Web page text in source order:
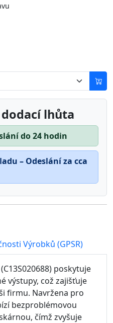
lhůta
do 24 hodin
– Odeslání za cca
Výrobků (GPSR)
poskytuje
výstupy, což zajišťuje
firmu. Navržena pro
bezproblémovou
čímž zvyšuje